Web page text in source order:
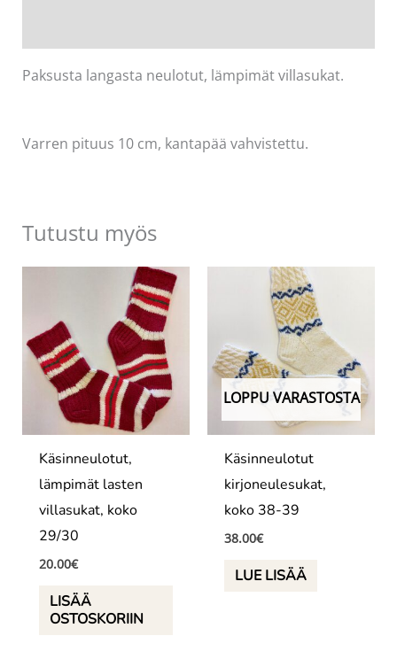
Paksusta langasta neulotut, lämpimät villasukat.
Varren pituus 10 cm, kantapää vahvistettu.
Tutustu myös
Käsinneulotut,
lämpimät lasten
villasukat, koko
29/30
20.00€
LISÄÄ
OSTOSKORIIN
LOPPU VARASTOSTA
Käsinneulotut
kirjoneulesukat,
koko 38-39
38.00€
LUE LISÄÄ